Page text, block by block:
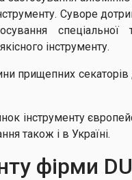
Суворе
спеціальної
інструменту.
прищепних
інструменту
також і в Україні.
фірми